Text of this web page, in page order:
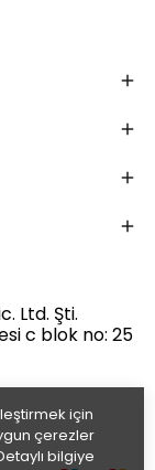
için
çerezler
bilgiye
Ltd. Şti.
c blok no: 25